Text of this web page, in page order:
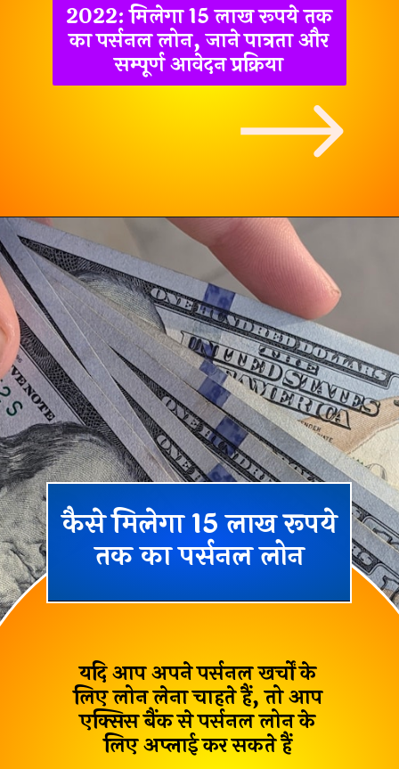
2022: मिलेगा 15 लाख रूपये तक
का पर्सनल लोन, जाने पात्रता और
सम्पूर्ण आवेदन प्रक्रिया
कैसेमिलेगा 15 लाख रूपये
तक का पर्सनल लोन
यदि आप अपनेपर्सनल खर्चोंके
लिए लोन लेना चाहते हैं, तो आप
एक्सिस बैंक से पर्सनल लोनके
लिए अप्लाई कर सकते हैं